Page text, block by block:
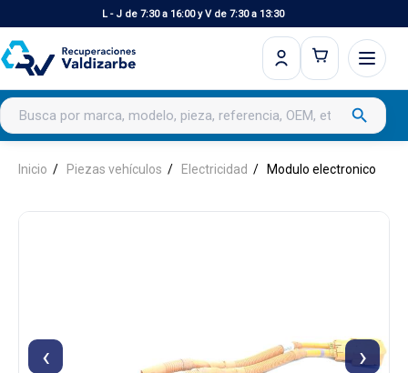
L - J de 7:30 a 16:00 y V de 7:30 a 13:30
Buscar productos search
Inicio Piezas vehículos Electricidad Modulo electronico
‹ ›